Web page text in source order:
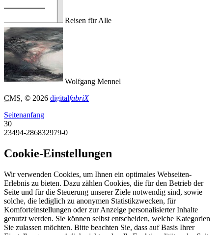
Reisen für Alle
Wolfgang Mennel
CMS, © 2026 digitalfabriX
Seitenanfang
30
23494-286832979-0
Cookie-Einstellungen
Wir verwenden Cookies, um Ihnen ein optimales Webseiten-
Erlebnis zu bieten. Dazu zählen Cookies, die für den Betrieb der
Seite und für die Steuerung unserer Ziele notwendig sind, sowie
solche, die lediglich zu anonymen Statistikzwecken, für
Komforteinstellungen oder zur Anzeige personalisierter Inhalte
genutzt werden. Sie können selbst entscheiden, welche Kategorien
Sie zulassen möchten. Bitte beachten Sie, dass auf Basis Ihrer